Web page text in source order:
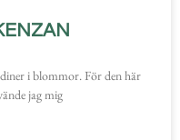
i blommor. För den här
jag mig